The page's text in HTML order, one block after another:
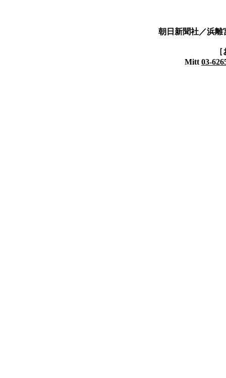
朝日新聞社／浜離
Mitt 03-